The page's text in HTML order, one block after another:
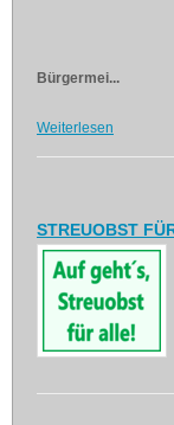
Bürgermei...
Weiterlesen
STREUOBST